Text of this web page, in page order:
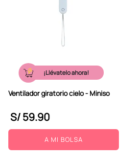
¡Llévatelo ahora!
Ventilador giratorio cielo - Miniso
S/59.90
A MI BOLSA